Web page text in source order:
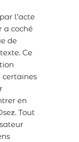
l’acte
a coché
de
Ce
certaines
en
Tout